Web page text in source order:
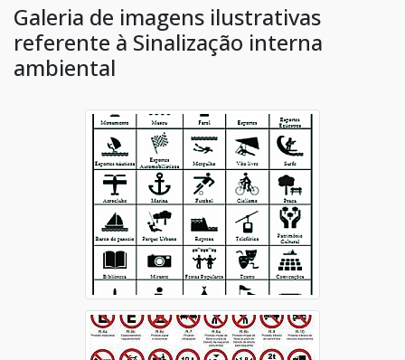
Galeria de imagens ilustrativas
referente à Sinalização interna
ambiental